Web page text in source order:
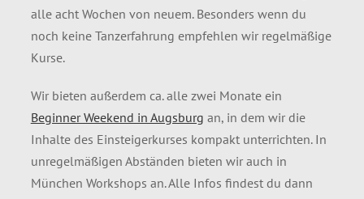
alle acht Wochen von neuem. Besonders wenn du
noch keine Tanzerfahrung empfehlen wir regelmäßige
Kurse.
Wir bieten außerdem ca. alle zwei Monate ein
Beginner Weekend in Augsburg an, in dem wir die
Inhalte des Einsteigerkurses kompakt unterrichten. In
unregelmäßigen Abständen bieten wir auch in
München Workshops an. Alle Infos findest du dann